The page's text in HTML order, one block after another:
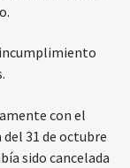
con el
31 de octubre
sido cancelada